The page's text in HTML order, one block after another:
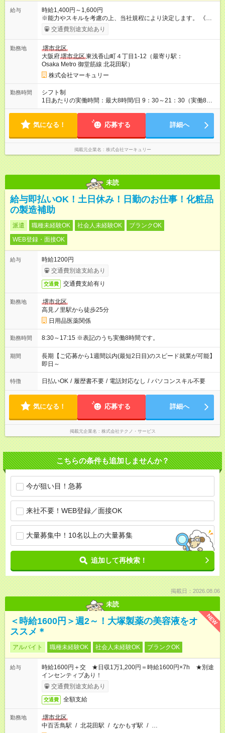
給与
時給1,400円～1,600円
※能力やスキルを考慮の上、当社規程により決定します。 《月
給例》 ～時給1,400円の場合～ 時給1,400円×1日8時間×月22日
＝246,400円 【試用期間】試用期間あり 試用期間の長さ：3ヶ月
交通費別途支給あり
勤務地
堺市北区
大阪府堺市北区東浅香山町４丁目1-12（最寄り駅：
Osaka Metro 御堂筋線 北花田駅）
株式会社マーキュリー
勤務時間
シフト制
1日あたりの実働時間：最大8時間/日 9：30～21：30（実働8時
間／休憩1時間） ■シフト例 早番：9：30～18：30 遅番：12：
気になる！ 応募する 詳細へ
掲載元企業名 株式会社マーキュリー
未読
給与即払いOK！土日休み！日勤のお仕事！化粧品
の製造補助
派遣 職種未経験OK 社会人未経験OK
ブランクOK
WEB登録・面接OK
給与
時給1200円
交通費別途支給あり
交通費 交通費支給有り
勤務地
堺市北区
高見ノ里駅から徒歩25分
日用品医薬関係
勤務時間 8:30～17:15 ※表記のうち実働8時間です。
期間
長期【ご応募から1週間以内(最短2日目)のスピード就業が可能】
即日～
特徴 日払いOK / 履歴書不要 / 電話対応なし / パソコンスキル不要
気になる！ 応募する 詳細へ
掲載元企業名 株式会社テクノ・サービス
こちらの条件も追加しませんか？
今が狙い目！急募
来社不要！WEB登録／面接OK
大量募集中！10名以上の大量募集
追加して再検索！
掲載日：2026.08.06
未読
NEW
＜時給1600円＞週2～！大塚製薬の美容液をオ
ススメ＊
アルバイト 職種未経験OK 社会人未経験OK ブランクOK
給与
時給1600円＋交 ★日収1万1,200円＝時給1600円×7h ★別途
インセンティブあり！
交通費別途支給あり
交通費 全額支給
勤務地
堺市北区
中百舌鳥駅 / 北花田駅 / なかもず駅 / …